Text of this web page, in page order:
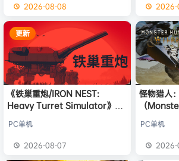
2026-08-08
更新
《铁巢重炮/IRON NEST:
Heavy Turret Simulator》免
PC单机
2026-08-07
怪物猎人
（
PC单机